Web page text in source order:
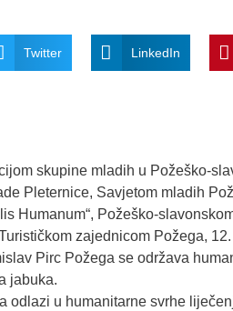
Twitter LinkedIn
skupine mladih u Požeško-
Pleternice, Savjetom mladih
Humanum“, Požeško-
zajednicom Požega,
Pirc Požega se održava
jabuka.
odlazi u humanitarne svrhe